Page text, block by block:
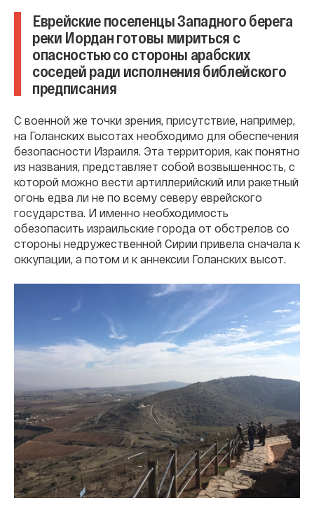
Еврейские поселенцы Западного берега
реки Иордан готовы мириться с
опасностью со стороны арабских
соседей ради исполнения библейского
предписания
С военной же точки зрения, присутствие, например,
на Голанских высотах необходимо для обеспечения
безопасности Израиля. Эта территория, как понятно
из названия, представляет собой возвышенность, с
которой можно вести артиллерийский или ракетный
огонь едва ли не по всему северу еврейского
государства. И именно необходимость
обезопасить израильские города от обстрелов со
стороны недружественной Сирии привела сначала к
оккупации, а потом и к аннексии Голанских высот.